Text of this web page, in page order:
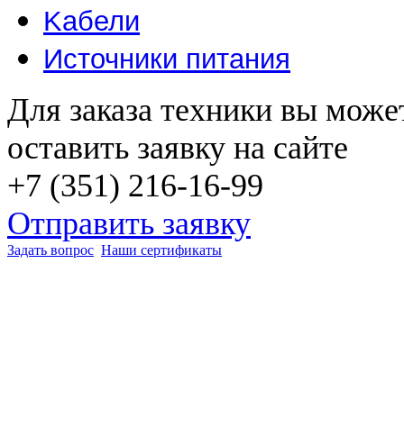
Kабели
Источники питания
Для заказа техники вы
оставить заявку на сайте
+7 (351) 216-16-99
Отправить заявку
Задать вопрос Наши сертификаты